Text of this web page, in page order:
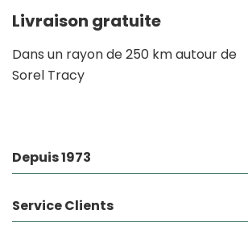
Livraison gratuite
Dans un rayon de 250 km autour de
Sorel Tracy
Depuis 1973
Service Clients